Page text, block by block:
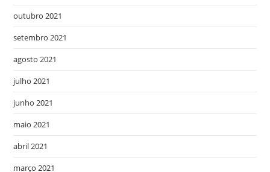
outubro 2021
setembro 2021
agosto 2021
julho 2021
junho 2021
maio 2021
abril 2021
março 2021